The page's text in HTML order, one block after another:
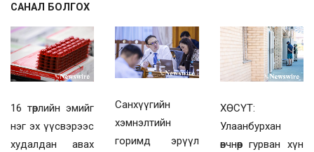
САНАЛ БОЛГОХ
16 төрлийн эмийг
нэг эх үүсвэрээс
худалдан авах
Санхүүгийн
хэмнэлтийн
горимд эрүүл
ХӨСҮТ:
Улаанбурхан
өвчнөөр гурван хүн